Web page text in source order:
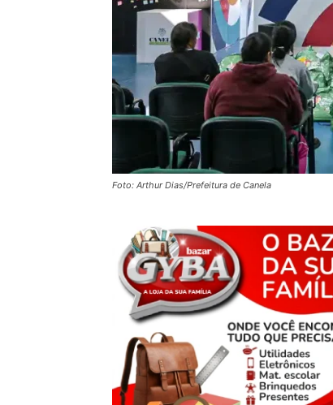
Foto: Arthur Dias/Prefeitura de Canela